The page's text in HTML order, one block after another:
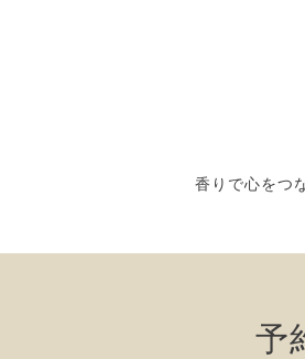
香りで心をつ
予